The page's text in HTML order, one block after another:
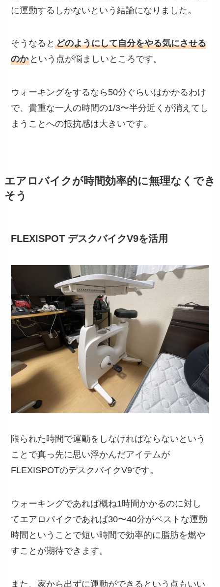
に運動するしかないという結論になりました。
そうなるとどのようにして自分をやる気にさせる
のか という点が悩ましいところです。
ウォーキングをするなら50分ぐらいはかかるわけ
で、貴重な一人の時間の1/3〜半分近くが消えてし
まうことへの抵抗感は大きいです。
エアロバイクが時間効率的に無理なくでき
そう
FLEXISPOT デスクバイクV9を活用
限られた時間で運動をしなければならないという
ことで真っ先に思い浮かんだアイテムが
FLEXISPOTのデスクバイクV9です。
ウォーキングであれば概ね1時間かかるのに対し
てエアロバイクであれば30〜40分がベストな運動
時間ということで短い時間で効率的に脂肪を燃や
すことが期待できます。
また、家から出ずに運動ができるという点もいい